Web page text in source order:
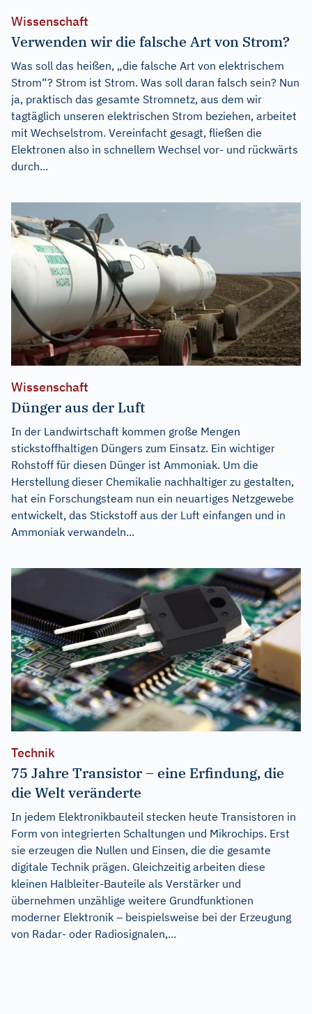
Wissenschaft
Verwenden wir die falsche Art von Strom?
Was soll das heißen, „die falsche Art von elektrischem
Strom“? Strom ist Strom. Was soll daran falsch sein? Nun
ja, praktisch das gesamte Stromnetz, aus dem wir
tagtäglich unseren elektrischen Strom beziehen, arbeitet
mit Wechselstrom. Vereinfacht gesagt, fließen die
Elektronen also in schnellem Wechsel vor- und rückwärts
durch...
Wissenschaft
Dünger aus der Luft
In der Landwirtschaft kommen große Mengen
stickstoffhaltigen Düngers zum Einsatz. Ein wichtiger
Rohstoff für diesen Dünger ist Ammoniak. Um die
Herstellung dieser Chemikalie nachhaltiger zu gestalten,
hat ein Forschungsteam nun ein neuartiges Netzgewebe
entwickelt, das Stickstoff aus der Luft einfangen und in
Ammoniak verwandeln...
Technik
75 Jahre Transistor – eine Erfindung, die
die Welt veränderte
In jedem Elektronikbauteil stecken heute Transistoren in
Form von integrierten Schaltungen und Mikrochips. Erst
sie erzeugen die Nullen und Einsen, die die gesamte
digitale Technik prägen. Gleichzeitig arbeiten diese
kleinen Halbleiter-Bauteile als Verstärker und
übernehmen unzählige weitere Grundfunktionen
moderner Elektronik – beispielsweise bei der Erzeugung
von Radar- oder Radiosignalen,...